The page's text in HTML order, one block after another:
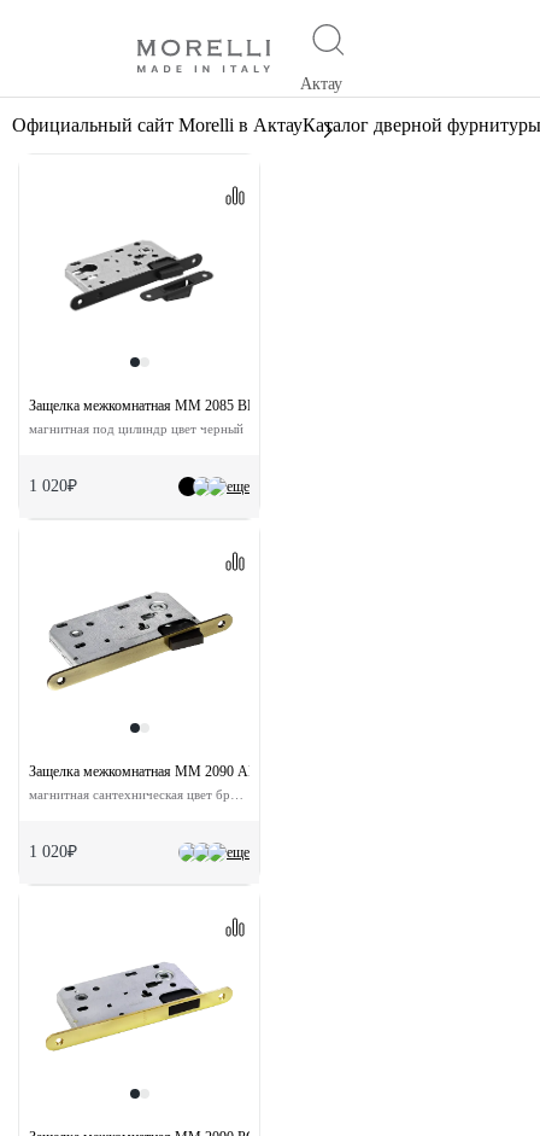
Актау
Официальный сайт Morelli в АктауКаталог дверной фурнитуры
еще
Защелка межкомнатная MM 2085 BL с ответной планкой
магнитная под цилиндр цвет черный
1 020₽
еще
Защелка межкомнатная MM 2090 AB с ответной планкой
1 020₽